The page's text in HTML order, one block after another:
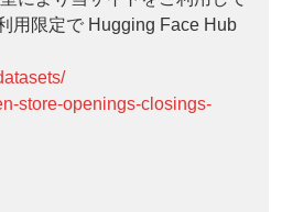
用限定で Hugging Face Hub
store-openings-closings-